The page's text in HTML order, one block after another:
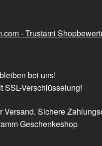
bei uns!
SSL-Verschlüsselung!